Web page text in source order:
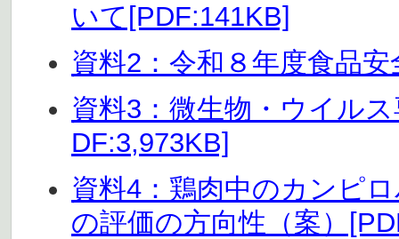
いて[PDF:141KB]
資料2：令和８年度食品
資料3：微生物・ウイル
DF:3,973KB]
資料4：鶏肉中のカンピ
の評価の方向性（案）